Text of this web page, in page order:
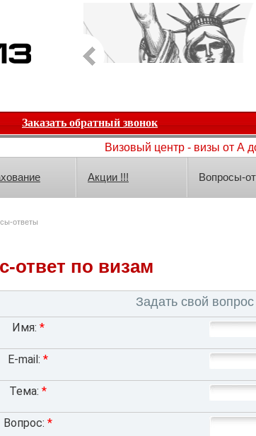
Заказать обратный звонок
Визовый центр - визы от А
Акции !!! Вопросы-
ответы
ответ по визам
Задать свой вопрос
Имя: *
E-mail: *
Тема: *
Вопрос: *